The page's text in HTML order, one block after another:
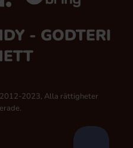
- GODTERI
2023, Alla rättigheter